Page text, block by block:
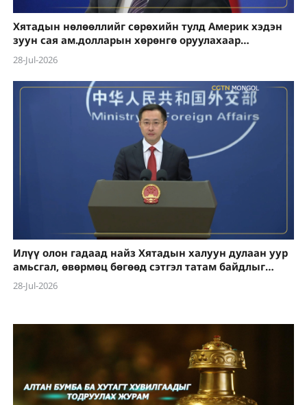
Хятадын нөлөөллийг сөрөхийн тулд Америк хэдэн
зуун сая ам.долларын хөрөнгө оруулахаар
төлөвлөж буй гэх мэдээлэлд хариу өглөө
28-Jul-2026
Илүү олон гадаад найз Хятадын халуун дулаан уур
амьсгал, өвөрмөц бөгөөд сэтгэл татам байдлыг
биечлэн мэдрэхийг урьж байна
28-Jul-2026